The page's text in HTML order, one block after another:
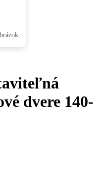
dvere 140-